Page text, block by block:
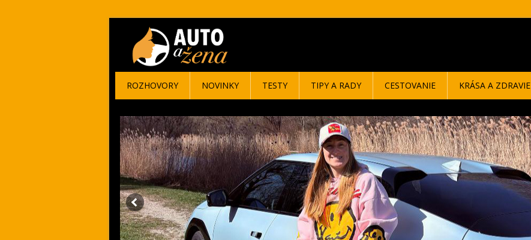
ROZHOVORY NOVINKY TESTY TIPY A RADY CESTOVANIE KRÁSA A ZDRAVIE